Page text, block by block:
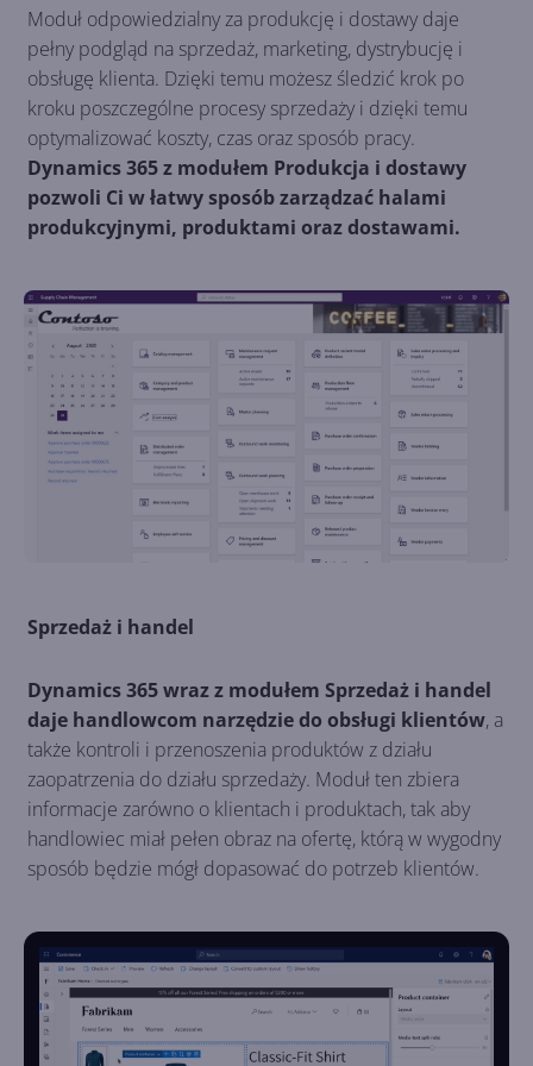
Moduł odpowiedzialny za produkcję i dostawy daje
pełny podgląd na sprzedaż, marketing, dystrybucję i
obsługę klienta. Dzięki temu możesz śledzić krok po
kroku poszczególne procesy sprzedaży i dzięki temu
optymalizować koszty, czas oraz sposób pracy.
Dynamics 365 z modułem Produkcja i dostawy
pozwoli Ci w łatwy sposób zarządzać halami
produkcyjnymi, produktami oraz dostawami.
Sprzedaż i handel
Dynamics 365 wraz z modułem Sprzedaż i handel
daje handlowcom narzędzie do obsługi klientów, a
także kontroli i przenoszenia produktów z działu
zaopatrzenia do działu sprzedaży. Moduł ten zbiera
informacje zarówno o klientach i produktach, tak aby
handlowiec miał pełen obraz na ofertę, którą w wygodny
sposób będzie mógł dopasować do potrzeb klientów.